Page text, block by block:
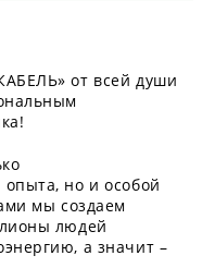
от всей души
но и особой
мы создаем
людей
а значит –